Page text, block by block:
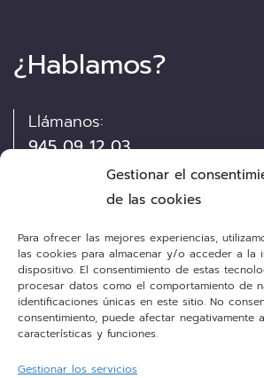
Gestionar el
de las cookies
Para ofrecer las mejores experiencias,
las cookies para almacenar y/o acceder a la
dispositivo. El consentimiento de estas
procesar datos como el comportamiento de
identificaciones únicas en este sitio. No
consentimiento, puede afectar negativamente
características y funciones.
Gestionar los servicios
¿Hablamos?
Llámanos:
945 09 12 03
Envíanos un e-mail:
cocinas@personalkitchen.es